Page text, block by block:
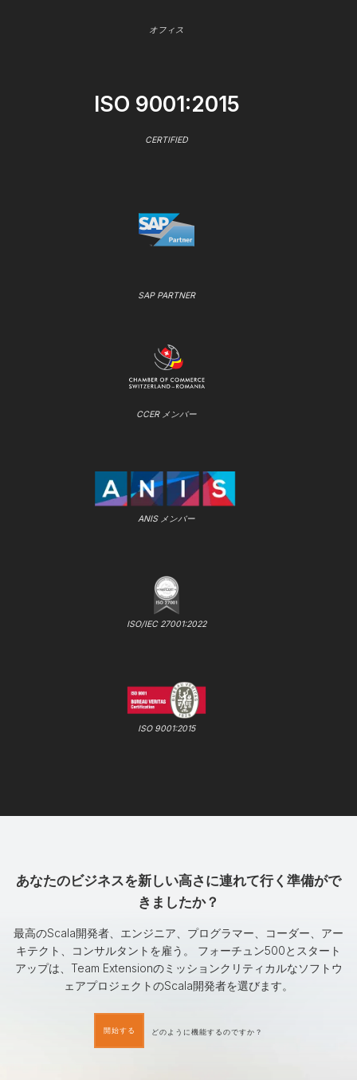
オフィス
ISO 9001:2015
CERTIFIED
SAP PARTNER
CCER メンバー
ANIS メンバー
ISO/IEC 27001:2022
ISO 9001:2015
あなたのビジネスを新しい高さに連れて行く準備がで
きましたか？
最高のScala開発者、エンジニア、プログラマー、コーダー、アー
キテクト、コンサルタントを雇う。 フォーチュン500とスタート
アップは、Team Extensionのミッションクリティカルなソフトウ
ェアプロジェクトのScala開発者を選びます。
開始する どのように機能するのですか？